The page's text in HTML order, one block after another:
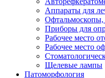
Аппараты для
Офтальмоскопы,
Приборы для
Рабочее место
Рабочее место
Щелевые лампы
Патоморфология